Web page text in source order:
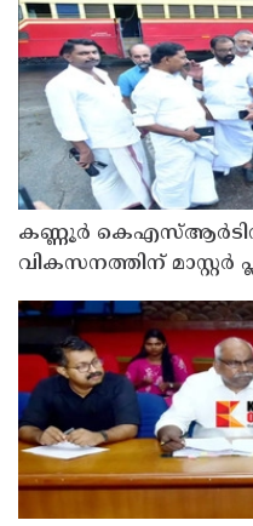
കണ്ണൂർ
വികസനത്തിന് മാസ്റ്റർ